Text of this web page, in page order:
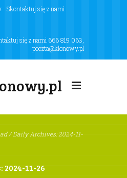
Skontaktuj się z nami
się z nami 666 819 063
poczta@klonowy.pl
/Daily Archives: 2024-11-
11-26